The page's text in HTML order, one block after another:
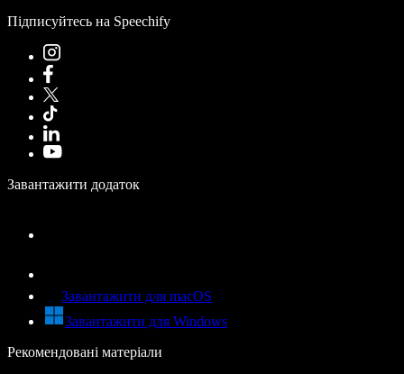
Підписуйтесь на Speechify
Завантажити додаток
Завантажити для macOS
Завантажити для Windows
Рекомендовані матеріали